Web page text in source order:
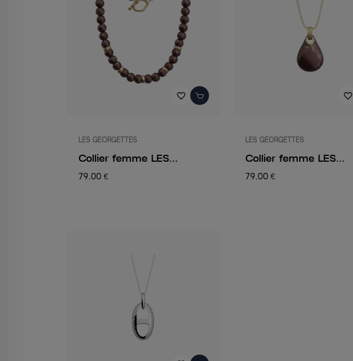
favorite_border
LES GEORGETTES
Collier femme LES...
79,00 €
favorite_border
LES GEORGETTES
Collier femme LES...
79,00 €